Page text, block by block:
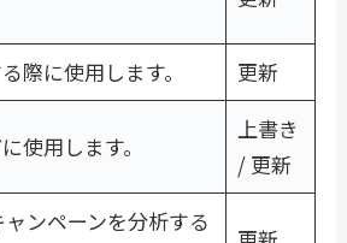
際に使用します。
更新
使用します。
上書き
/ 更新
ンペーンを分析する